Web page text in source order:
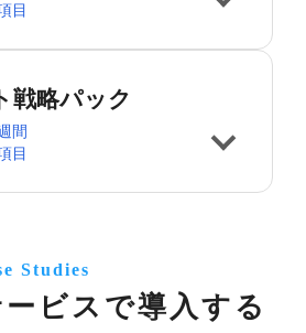
目
戦略パック
間
目
Studies
ビスで導入する